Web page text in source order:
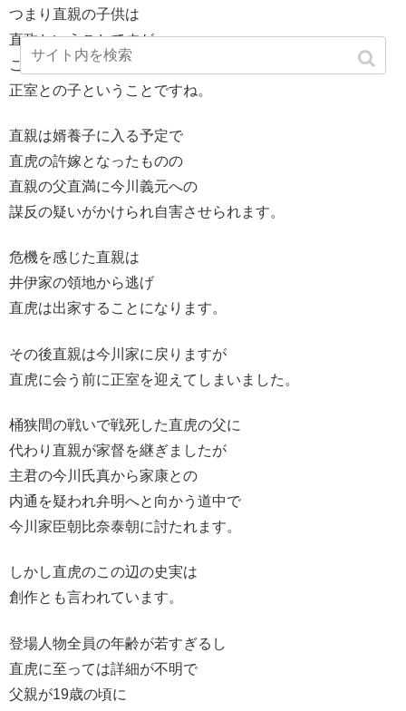
つまり直親の子供は
直政ということですが
こちらは直虎ではなく
正室との子ということですね。
直親は婿養子に入る予定で
直虎の許嫁となったものの
直親の父直満に今川義元への
謀反の疑いがかけられ自害させられます。
危機を感じた直親は
井伊家の領地から逃げ
直虎は出家することになります。
その後直親は今川家に戻りますが
直虎に会う前に正室を迎えてしまいました。
桶狭間の戦いで戦死した直虎の父に
代わり直親が家督を継ぎましたが
主君の今川氏真から家康との
内通を疑われ弁明へと向かう道中で
今川家臣朝比奈泰朝に討たれます。
しかし直虎のこの辺の史実は
創作とも言われています。
登場人物全員の年齢が若すぎるし
直虎に至っては詳細が不明で
父親が19歳の頃に